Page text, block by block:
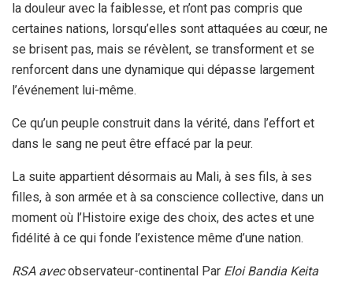
la douleur avec la faiblesse, et n’ont pas compris que
certaines nations, lorsqu’elles sont attaquées au cœur, ne
se brisent pas, mais se révèlent, se transforment et se
renforcent dans une dynamique qui dépasse largement
l’événement lui-même.
Ce qu’un peuple construit dans la vérité, dans l’effort et
dans le sang ne peut être effacé par la peur.
La suite appartient désormais au Mali, à ses fils, à ses
filles, à son armée et à sa conscience collective, dans un
moment où l’Histoire exige des choix, des actes et une
fidélité à ce qui fonde l’existence même d’une nation.
RSA avecobservateur-continental Par Eloi Bandia Keita